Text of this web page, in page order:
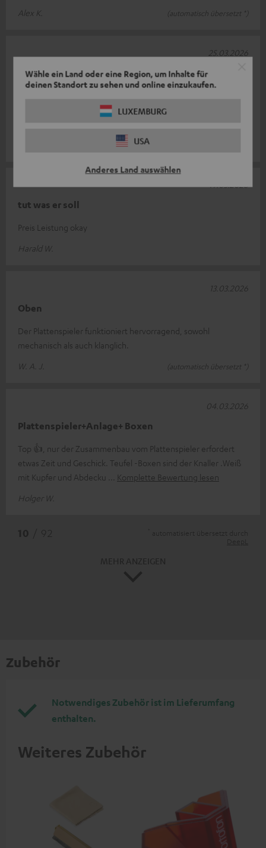
Wähle ein Land oder eine Region, um Inhalte für
deinen Standort zu sehen und online einzukaufen.
LUXEMBURG
USA
Anderes Land auswählen
Alex K.
(automatisch übersetzt *)
DUAL DT 400 USB
Erwartungen. Durch sein schlankes Design und seine
25.03.2026
tut was er soll
Preis Leistung okay
Harald W.
19.03.2026
Oben
Der Plattenspieler funktioniert hervorragend, sowohl
mechanisch als auch klanglich.
W. A. J.
(automatisch übersetzt *)
13.03.2026
Plattenspieler+Anlage+ Boxen
Top 👍, nur der Zusammenbau vom Plattenspieler erfordert
etwas Zeit und Geschick. Teufel -Boxen sind der Knaller .Weiß
mit Kupfer und Abdecku
Komplette Bewertung lesen
Holger W.
04.03.2026
Zubehör
Notwendiges Zubehör ist im Lieferumfang
enthalten.
Weiteres Zubehör